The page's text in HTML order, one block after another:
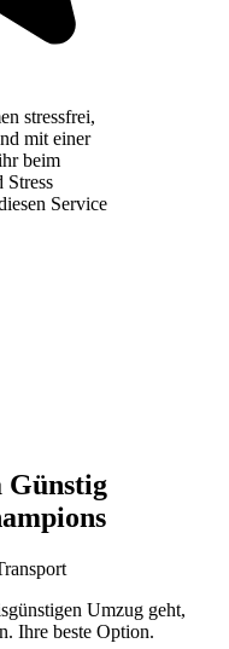
stressfrei,
mit einer
beim
Stress
Service
Günstig
Umzug geht,
Ihre beste Option.